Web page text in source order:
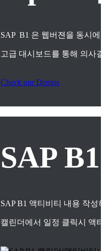
SAP B1 은 웹버젼을 동시에
고급 대시보드를 통해 의사
Check our Demos
SAP
SAP B1 액티비티 내용 작성
캘린더에서 일정 클릭시 액